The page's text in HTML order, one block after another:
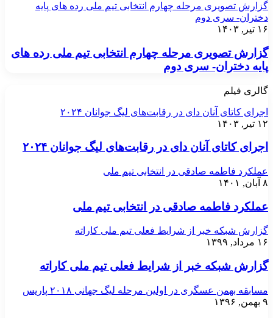
گزارش تصویری مرحله چهارم انتخابی تیم ملی رده های پایه
دختران- سری دوم
۱۶ تیر, ۱۴۰۳
گزارش تصویری مرحله چهارم انتخابی تیم ملی رده های
پایه دختران- سری دوم
گالری فیلم
اجرای کاتای آنان دای در رقابت‌های لیگ جوانان ۲۰۲۴
۱۲ تیر, ۱۴۰۳
اجرای کاتای آنان دای در رقابت‌های لیگ جوانان ۲۰۲۴
عملکرد فاطمه صادقی در انتخابی تیم ملی
۸ آبان, ۱۴۰۱
عملکرد فاطمه صادقی در انتخابی تیم ملی
گزارش شبکه خبر از شرایط فعلی تیم ملی کاراته
۱۶ مرداد, ۱۳۹۹
گزارش شبکه خبر از شرایط فعلی تیم ملی کاراته
مسابقه بهمن عسگری در اولین مرحله لیگ جهانی ۲۰۱۸ پاریس
۹ بهمن, ۱۳۹۶